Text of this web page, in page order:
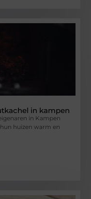
in kampen
in Kampen
huizen warm en